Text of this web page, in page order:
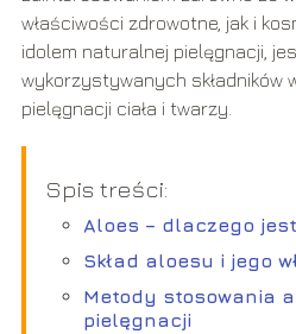
właściwości zdrowotne, jak i
idolem naturalnej pielęgnacji,
wykorzystywanych składników
pielęgnacji ciała i twarzy.
Spis treści:
Aloes – dlaczego
Skład aloesu i jego
Metody stosowania
pielęgnacji